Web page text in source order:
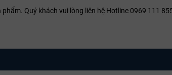
Quý khách vui lòng liên hệ Hotline 0969 111